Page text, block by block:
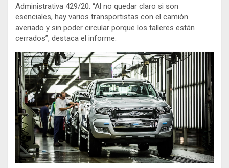
Administrativa 429/20. “Al no quedar claro si son
esenciales, hay varios transportistas con el camión
averiado y sin poder circular porque los talleres están
cerrados”, destaca el informe.